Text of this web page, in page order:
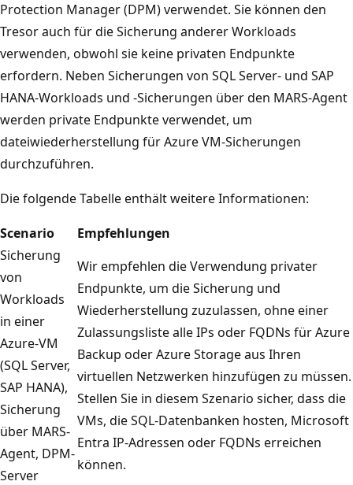
Protection Manager (DPM) verwendet. Sie können den
Tresor auch für die Sicherung anderer Workloads
verwenden, obwohl sie keine privaten Endpunkte
erfordern. Neben Sicherungen von SQL Server- und SAP
HANA-Workloads und -Sicherungen über den MARS-Agent
werden private Endpunkte verwendet, um
dateiwiederherstellung für Azure VM-Sicherungen
durchzuführen.
Die folgende Tabelle enthält weitere Informationen:
Scenario
Empfehlungen
Sicherung
von
Workloads
in einer
Azure-VM
(SQL Server,
SAP HANA),
Sicherung
über MARS-
Agent, DPM-
Server
Wir empfehlen die Verwendung privater
Endpunkte, um die Sicherung und
Wiederherstellung zuzulassen, ohne einer
Zulassungsliste alle IPs oder FQDNs für Azure
Backup oder Azure Storage aus Ihren
virtuellen Netzwerken hinzufügen zu müssen.
Stellen Sie in diesem Szenario sicher, dass die
VMs, die SQL-Datenbanken hosten, Microsoft
Entra IP-Adressen oder FQDNs erreichen
können.